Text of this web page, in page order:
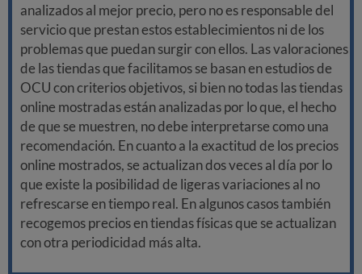
analizados al mejor precio, pero no es responsable del
servicio que prestan estos establecimientos ni de los
problemas que puedan surgir con ellos. Las valoraciones
de las tiendas que facilitamos se basan en estudios de
OCU con criterios objetivos, si bien no todas las tiendas
online mostradas están analizadas por lo que, el hecho
de que se muestren, no debe interpretarse como una
recomendación. En cuanto a la exactitud de los precios
online mostrados, se actualizan dos veces al día por lo
que existe la posibilidad de ligeras variaciones al no
refrescarse en tiempo real. En algunos casos también
recogemos precios en tiendas físicas que se actualizan
con otra periodicidad más alta.